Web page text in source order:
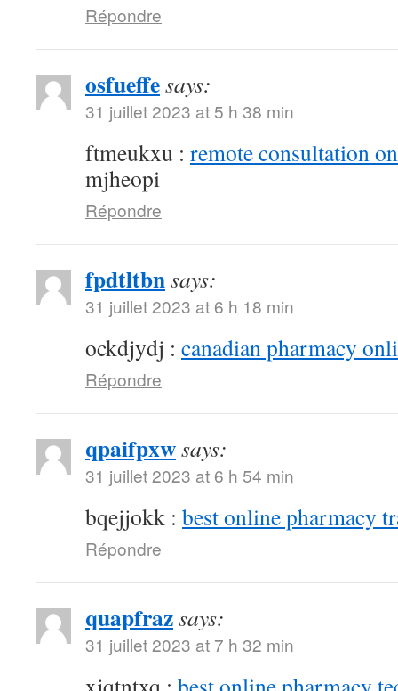
Répondre
osfueffesays:
31 juillet 2023 at 5 h 38 min
ftmeukxu : remote consultation
mjheopi
Répondre
fpdtltbnsays:
31 juillet 2023 at 6 h 18 min
ockdjydj : canadian pharmacy
Répondre
qpaifpxwsays:
31 juillet 2023 at 6 h 54 min
bqejjokk : best online pharmacy
Répondre
quapfrazsays:
31 juillet 2023 at 7 h 32 min